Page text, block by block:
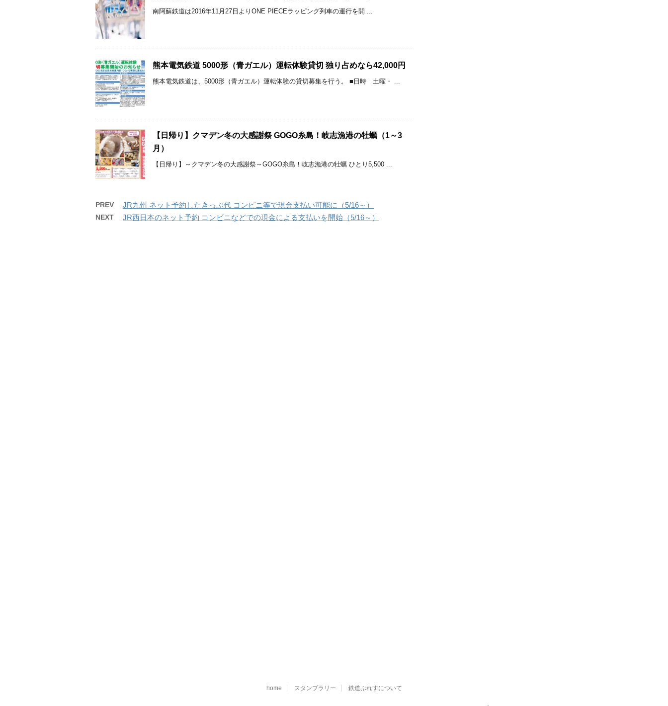
南阿蘇鉄道は2016年11月27日よりONE PIECEラッピング列車の運行を開 ...
熊本電気鉄道 5000形（青ガエル）運転体験貸切 独り占めなら42,000円
熊本電気鉄道は、5000形（青ガエル）運転体験の貸切募集を行う。 ■日時 土曜・ ...
【日帰り】クマデン冬の大感謝祭 GOGO糸島！岐志漁港の牡蠣（1～3
月）
【日帰り】～クマデン冬の大感謝祭～GOGO糸島！岐志漁港の牡蠣 ひとり5,500 ...
PREV JR九州 ネット予約したきっぷ代 コンビニ等で現金支払い可能に（5/16～）
NEXT JR西日本のネット予約 コンビニなどでの現金による支払いを開始（5/16～）
home スタンプラリー 鉄道ぷれすについて